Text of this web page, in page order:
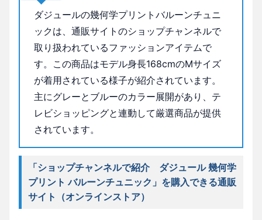
ダジュールの幾何学プリントバルーンチュニ
ックは、通販サイトのショップチャンネルで
取り扱われているファッションアイテムで
す。この商品はモデル身長168cmのMサイズ
が着用されている様子が紹介されています。
主にグレーとブルーのカラー展開があり、テ
レビショッピングと連動して厳選商品が提供
されています。
「ショップチャンネルで紹介 ダジュール 幾何学
プリント バルーンチュニック」を購入できる通販
サイト（オンラインストア）